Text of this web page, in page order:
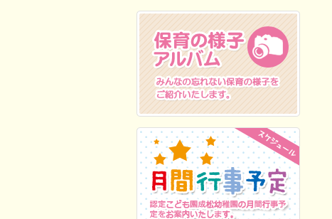
育の様子をご紹介いたします。